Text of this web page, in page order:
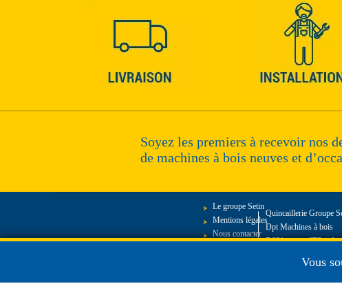
Vous
Soyez les premiers à recevoir nos
de machines à bois neuves et
Le groupe Setin
Mentions légales
Nous contacter
Quincaillerie Groupe
Dpt Machines à bois
D921, route d'Elbeuf